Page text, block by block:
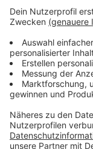
Ferienhäuser
angeboten,
Extra-Rabatt
Buchungspreis
Geld
Agentur eine
Ansprechpartner
Der VDFA rät